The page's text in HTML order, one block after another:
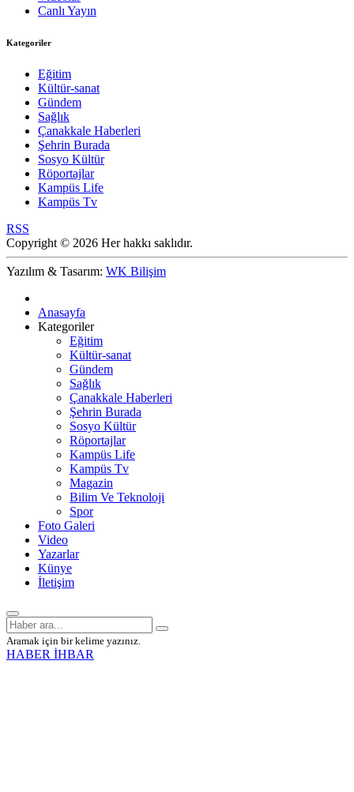
Canlı Yayın
Kategoriler
Eğitim
Kültür-sanat
Gündem
Sağlık
Çanakkale Haberleri
Şehrin Burada
Sosyo Kültür
Röportajlar
Kampüs Life
Kampüs Tv
RSS
Copyright © 2026 Her hakkı saklıdır.
Yazılım & Tasarım: WK Bilişim
Anasayfa
Kategoriler
Eğitim
Kültür-sanat
Gündem
Sağlık
Çanakkale Haberleri
Şehrin Burada
Sosyo Kültür
Röportajlar
Kampüs Life
Kampüs Tv
Magazin
Bilim Ve Teknoloji
Spor
Foto Galeri
Video
Yazarlar
Künye
İletişim
Aramak için bir kelime yazınız.
HABER İHBAR